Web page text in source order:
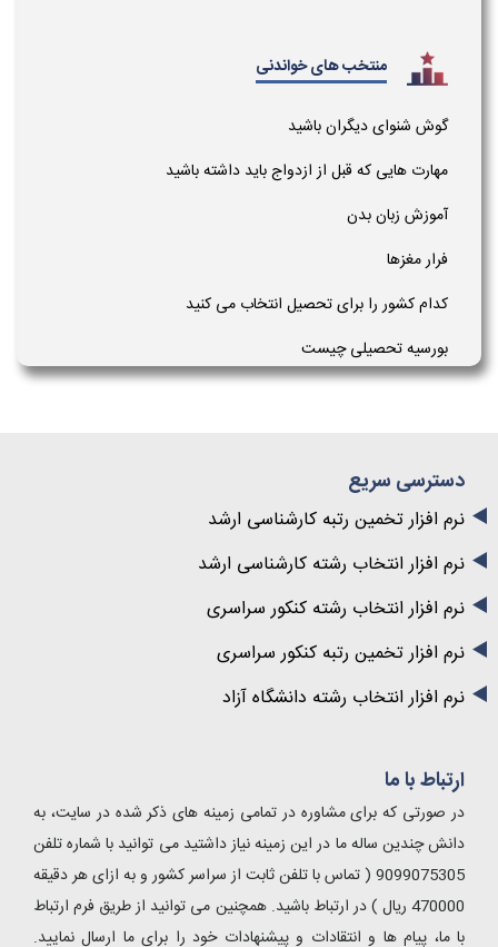
منتخب های خواندنی
گوش شنوای دیگران باشید
مهارت هایی که قبل از ازدواج باید داشته باشید
آموزش زبان بدن
فرار مغزها
کدام کشور را برای تحصیل انتخاب می کنید
بورسیه تحصیلی چیست
دسترسی سریع
نرم افزار تخمین رتبه کارشناسی ارشد
نرم افزار انتخاب رشته کارشناسی ارشد
نرم افزار انتخاب رشته کنکور سراسری
نرم افزار تخمین رتبه کنکور سراسری
نرم افزار انتخاب رشته دانشگاه آزاد
ارتباط با ما
در صورتی که برای مشاوره در تمامی زمینه های ذکر شده در سایت، به
دانش چندین ساله ما در این زمینه نیاز داشتید می توانید با شماره تلفن
9099075305 ( تماس با تلفن ثابت از سراسر کشور و به ازای هر دقیقه
470000 ریال ) در ارتباط باشید. همچنین می توانید از طریق فرم ارتباط
با ما، پیام ها و انتقادات و پیشنهادات خود را برای ما ارسال نمایید.